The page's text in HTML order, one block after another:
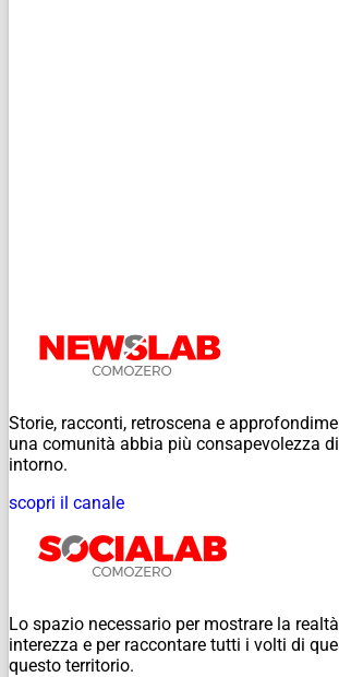
Storie, racconti, retroscena e
una comunità abbia più consapevolezza
intorno.
scopri il canale
Lo spazio necessario per mostrare la
interezza e per raccontare tutti i volti di
questo territorio.